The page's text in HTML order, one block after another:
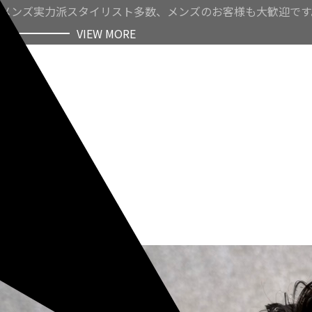
メンズ実力派スタイリスト多数、メンズのお客様も大歓迎で
VIEW MORE
VIEW MORE